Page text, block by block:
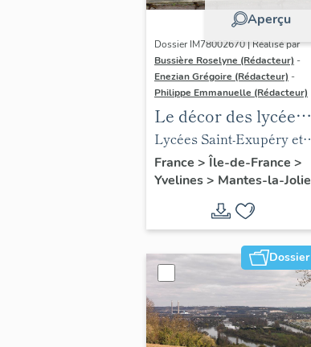
Aperçu
Dossier IM78002670 | Réalisé par
Bussière Roselyne (Rédacteur) -
Enezian Grégoire (Rédacteur) -
Philippe Emmanuelle (Rédacteur)
Le décor des lycées
de Mantes
Lycées Saint-Exupéry et
Jean Rostand
France > Île-de-France >
Yvelines> Mantes-la-Jolie
Dossier